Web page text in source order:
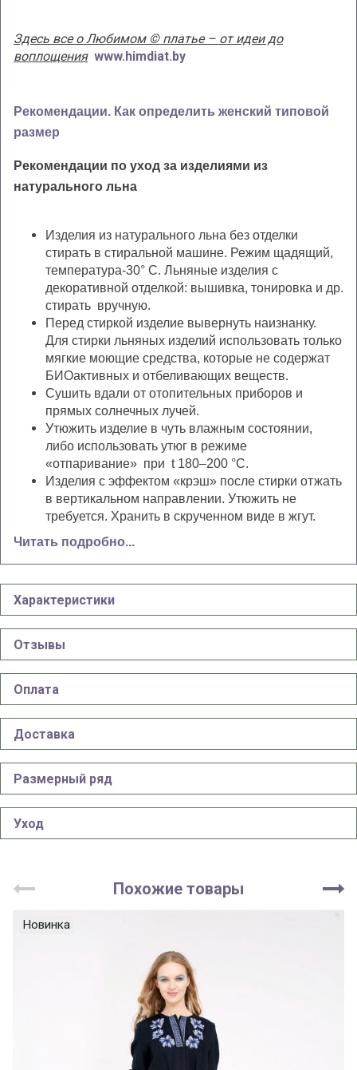
Здесь все о Любимом © платье – от идеи до
воплощения www.himdiat.by
Рекомендации. Как определить женский типовой
размер
Рекомендации по уход за изделиями из
натурального льна
Изделия из натурального льна без отделки
стирать в стиральной машине. Режим щадящий,
температура-30° С. Льняные изделия с
декоративной отделкой: вышивка, тонировка и др.
стирать вручную.
Перед стиркой изделие вывернуть наизнанку.
Для стирки льняных изделий использовать только
мягкие моющие средства, которые не содержат
БИОактивных и отбеливающих веществ.
Сушить вдали от отопительных приборов и
прямых солнечных лучей.
Утюжить изделие в чуть влажным состоянии,
либо использовать утюг в режиме
«отпаривание» при t 180–200 °С.
Изделия с эффектом «крэш» после стирки отжать
в вертикальном направлении. Утюжить не
требуется. Хранить в скрученном виде в жгут.
Читать подробно...
Характеристики
Отзывы
Оплата
Доставка
Размерный ряд
Уход
Похожие товары
Новинка